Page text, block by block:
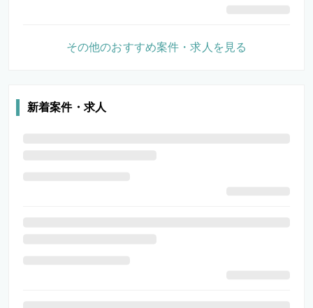
その他のおすすめ案件・求人を見る
新着案件・求人